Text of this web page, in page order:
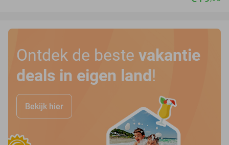
Ontdek de beste vakantie
deals in eigen land!
Bekijk hier